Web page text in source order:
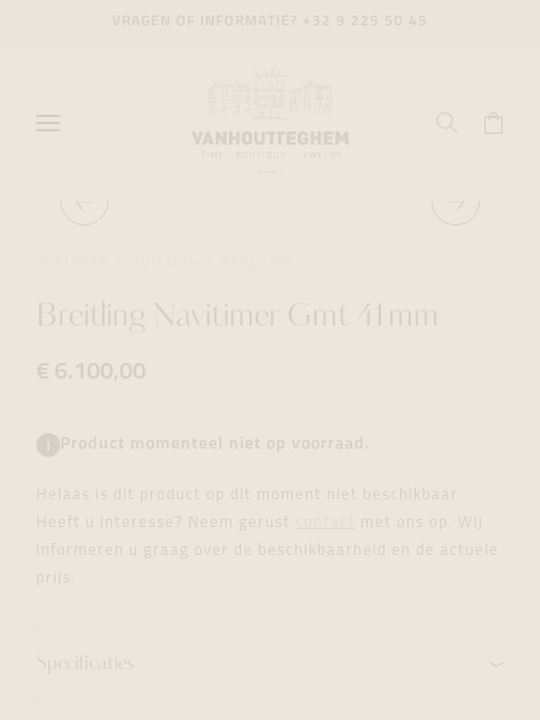
Breitling Navitimer Gmt 41mm
€ 6.100,00
Product momenteel niet op voorraad.
Helaas is dit product op dit moment niet beschikbaar.
Heeft u interesse? Neem gerust
met ons op. Wij
informeren u graag over de beschikbaarheid en de actuele
prijs.
Specificaties